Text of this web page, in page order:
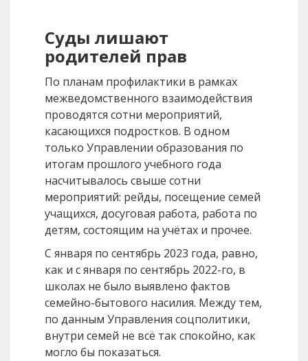
Суды лишают
родителей прав
По планам профилактики в рамках
межведомственного взаимодействия
проводятся сотни мероприятий,
касающихся подростков. В одном
только Управлении образования по
итогам прошлого учебного года
насчитывалось свыше сотни
мероприятий: рейды, посещение семей
учащихся, досуговая работа, работа по
детям, состоящим на учётах и прочее.
С января по сентябрь 2023 года, равно,
как и с января по сентябрь 2022-го, в
школах не было выявлено фактов
семейно-бытового насилия. Между тем,
по данным Управления соцполитики,
внутри семей не всё так спокойно, как
могло бы показаться.